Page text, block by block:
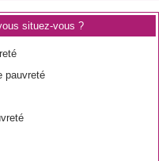
situez-vous ?
pauvreté